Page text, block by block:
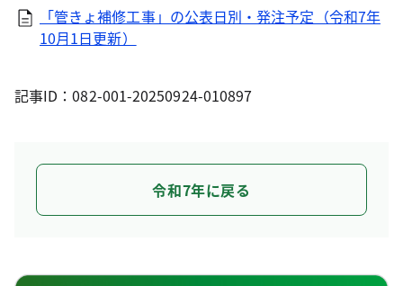
「管きょ補修工事」の公表日別・発注予定（令和7年
10月1日更新）
記事ID：082-001-20250924-010897
令和7年に戻る